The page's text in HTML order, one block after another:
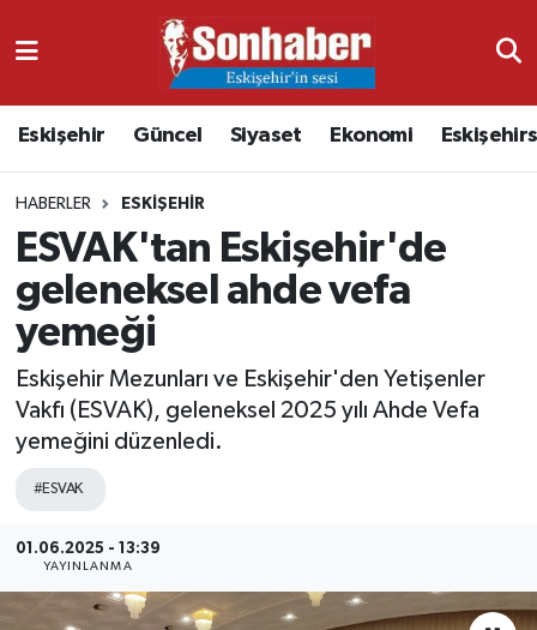
Eskişehir Güncel Siyaset Ekonomi
HABERLER ESKIŞEHIR
ESVAK'tan Eskişehir'de
geleneksel ahde vefa
yemeği
Eskişehir Mezunları ve Eskişehir'den Yetişenler
Vakfı (ESVAK), geleneksel 2025 yılı Ahde Vefa
yemeğini düzenledi.
#ESVAK
01.06.2025 - 13:39
YAYINLANMA
Ekonomi
Güncel
Kültür & Sanat
Magazin
Resmi İlanlar
Nöbetçi Eczaneler
Namaz Vakitleri
Trafik Durumu
Süper Lig Puan Durumu ve Fikstür
Tüm Manşetler
Son Dakika Haberleri